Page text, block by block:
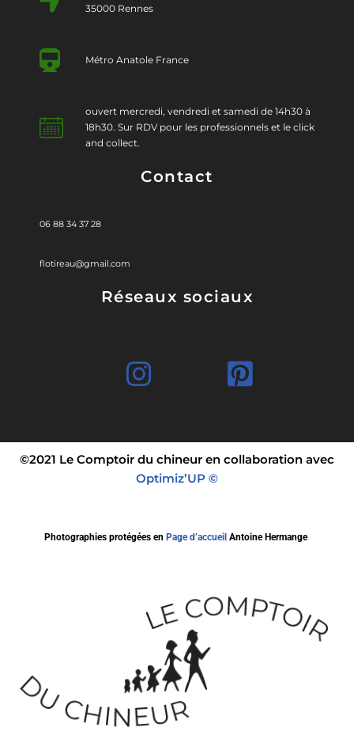
35000 Rennes
Métro Anatole France
ouvert mercredi, vendredi et samedi de 14h30 à
18h30. Sur RDV pour les professionnels et le click
and collect.
Contact
06 88 34 37 28
flotireau@gmail.com
Réseaux sociaux
©2021 Le Comptoir du chineur en collaboration avec
Optimiz’UP ©
Photographies protégées en Page d’accueil Antoine Hermange